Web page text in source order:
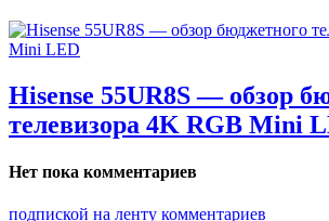
Hisense 55UR8S — обзор
телевизора 4K RGB Mini
Нет пока комментариев
подпиской на ленту комментариев